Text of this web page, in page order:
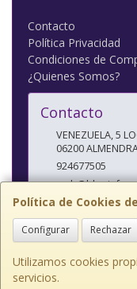
Política de Cookies
Configurar Rechazar
Utilizamos cookies
servicios.
Contacto
Política Privacidad
Condiciones de
¿Quienes Somos?
Contacto
VENEZUELA, 5
06200
924677505
Horario
10 a 14 Y 17 a 20:30